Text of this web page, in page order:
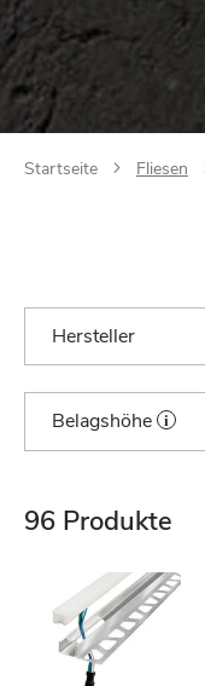
Startseite Fliesen
Hersteller
Belagshöhe
96 Produkte